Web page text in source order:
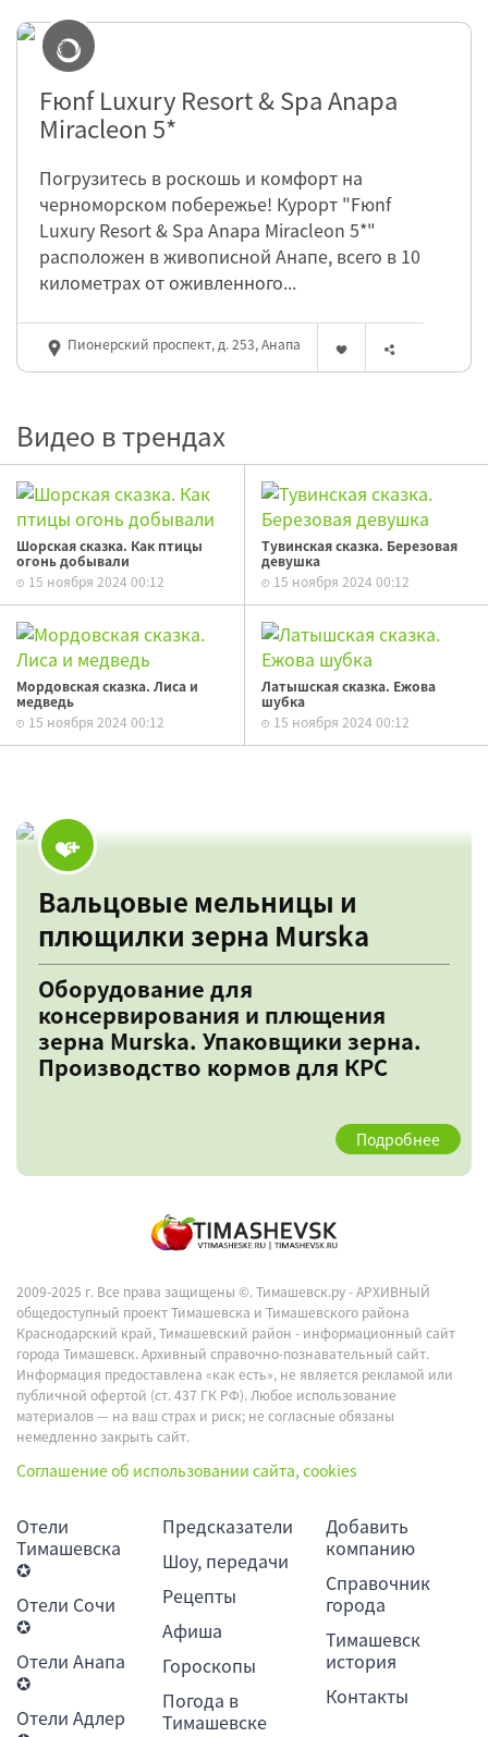
Fюnf Luxury Resort & Spa Anapa
Miracleon 5*
Погрузитесь в роскошь и комфорт на
черноморском побережье! Курорт "Fюnf
Luxury Resort & Spa Anapa Miracleon 5*"
расположен в живописной Анапе, всего в 10
километрах от оживленного...
Пионерский проспект, д. 253, Анапа
Видео в трендах
Шорская сказка. Как птицы
огонь добывали
15 ноября 2024 00:12
Тувинская сказка. Березовая
девушка
15 ноября 2024 00:12
Мордовская сказка. Лиса и
медведь
15 ноября 2024 00:12
Латышская сказка. Ежова
шубка
15 ноября 2024 00:12
Вальцовые мельницы и
плющилки зерна Murska
Оборудование для
консервирования и плющения
зерна Murska. Упаковщики зерна.
Производство кормов для КРС
Подробнее
2009-2025 г. Все права защищены ©.Тимашевск.ру - АРХИВНЫЙ
общедоступный проект Тимашевска и Тимашевского района
Краснодарский край, Тимашевский район - информационный сайт
города Тимашевск. Архивный справочно-познавательный сайт.
Информация предоставлена «как есть», не является рекламой или
публичной офертой (ст. 437 ГК РФ). Любое использование
материалов — на ваш страх и риск; не согласные обязаны
немедленно закрыть сайт.
Соглашение об использовании сайта, cookies
Отели
Тимашевска
✪
Отели Сочи
✪
Отели Анапа
✪
Отели Адлер
Предсказатели
Шоу, передачи
Рецепты
Афиша
Гороскопы
Погода в
Тимашевске
Добавить
компанию
Справочник
города
Тимашевск
история
Контакты